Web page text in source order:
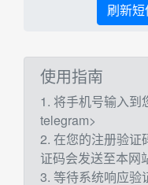
刷新
使用指南
1. 将手机号输入到
telegram>
2. 在您的注册验证
证码会发送至本网
3. 等待系统响应验